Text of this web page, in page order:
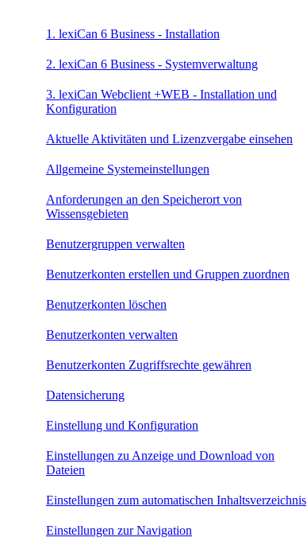
1. lexiCan 6 Business - Installation
2. lexiCan 6 Business - Systemverwaltung
3. lexiCan Webclient +WEB - Installation und
Konfiguration
Aktuelle Aktivitäten und Lizenzvergabe einsehen
Allgemeine Systemeinstellungen
Anforderungen an den Speicherort von
Wissensgebieten
Benutzergruppen verwalten
Benutzerkonten erstellen und Gruppen zuordnen
Benutzerkonten löschen
Benutzerkonten verwalten
Benutzerkonten Zugriffsrechte gewähren
Datensicherung
Einstellung und Konfiguration
Einstellungen zu Anzeige und Download von
Dateien
Einstellungen zum automatischen Inhaltsverzeichnis
Einstellungen zur Navigation